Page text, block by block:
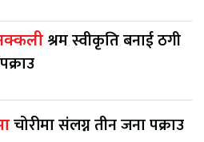
श्रम स्वीकृति बनाई ठगी
चोरीमा संलग्न तीन जना पक्राउ